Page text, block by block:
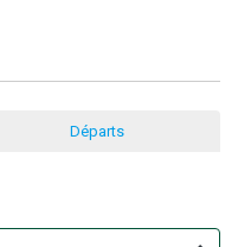
Départs